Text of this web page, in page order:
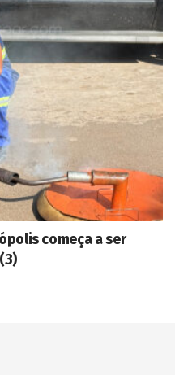
começa a ser